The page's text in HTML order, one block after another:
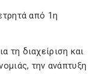
από 1η
τη διαχείριση και
την ανάπτυξη